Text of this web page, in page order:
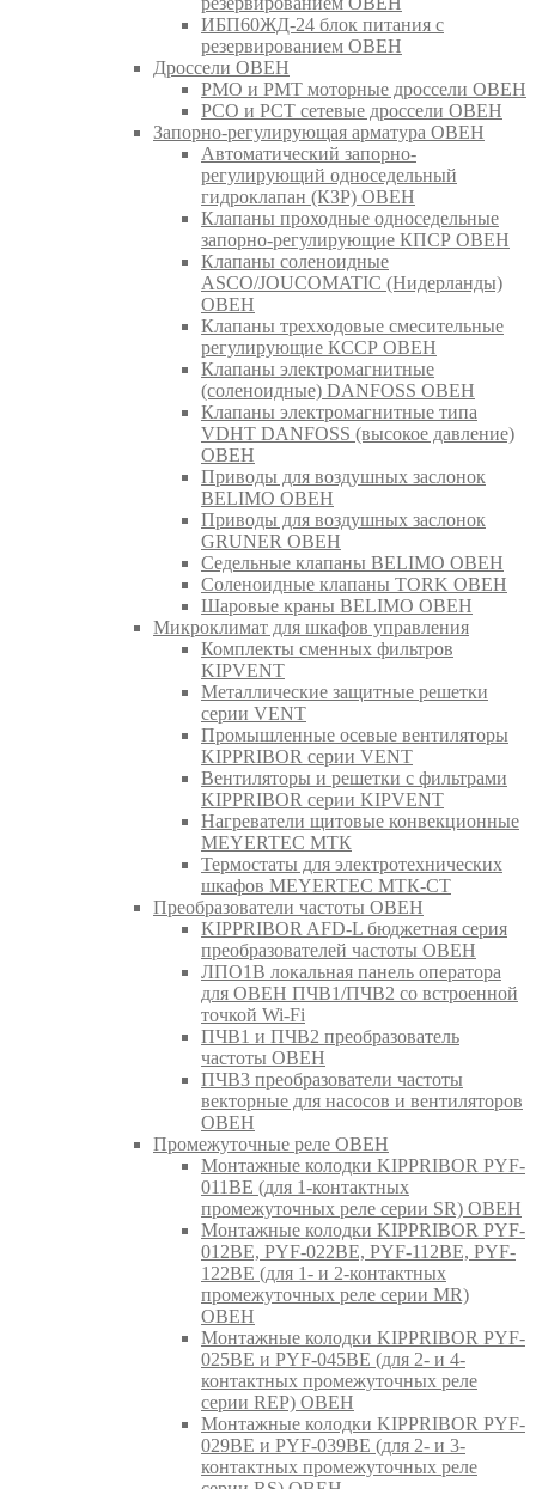
ИБП60ЖД-24 блок питания с
резервированием ОВЕН
Дроссели ОВЕН
РМО и РМТ моторные дроссели ОВЕН
РСО и РСТ сетевые дроссели ОВЕН
Запорно-регулирующая арматура ОВЕН
Автоматический запорно-
регулирующий односедельный
гидроклапан (КЗР) ОВЕН
Клапаны проходные односедельные
запорно-регулирующие КПСР ОВЕН
Клапаны соленоидные
ASCO/JOUCOMATIC (Нидерланды)
ОВЕН
Клапаны трехходовые смесительные
регулирующие КССР ОВЕН
Клапаны электромагнитные
(соленоидные) DANFOSS ОВЕН
Клапаны электромагнитные типа
VDHT DANFOSS (высокое давление)
ОВЕН
Приводы для воздушных заслонок
BELIMO ОВЕН
Приводы для воздушных заслонок
GRUNER ОВЕН
Седельные клапаны BELIMO ОВЕН
Соленоидные клапаны TORK ОВЕН
Шаровые краны BELIMO ОВЕН
Микроклимат для шкафов управления
Комплекты сменных фильтров
KIPVENT
Металлические защитные решетки
серии VENT
Промышленные осевые вентиляторы
KIPPRIBOR серии VENT
Вентиляторы и решетки с фильтрами
KIPPRIBOR серии KIPVENT
Нагреватели щитовые конвекционные
MEYERTEC МТК
Термостаты для электротехнических
шкафов MEYERTEC МТК-СТ
Преобразователи частоты ОВЕН
KIPPRIBOR AFD-L бюджетная серия
преобразователей частоты ОВЕН
ЛПО1В локальная панель оператора
для ОВЕН ПЧВ1/ПЧВ2 со встроенной
точкой Wi-Fi
ПЧВ1 и ПЧВ2 преобразователь
частоты ОВЕН
ПЧВ3 преобразователи частоты
векторные для насосов и вентиляторов
ОВЕН
Промежуточные реле ОВЕН
Монтажные колодки KIPPRIBOR PYF-
011BE (для 1-контактных
промежуточных реле серии SR) ОВЕН
Монтажные колодки KIPPRIBOR PYF-
012BE, PYF-022BE, PYF-112BE, PYF-
122BE (для 1- и 2-контактных
промежуточных реле серии MR)
ОВЕН
Монтажные колодки KIPPRIBOR PYF-
025BE и PYF-045BE (для 2- и 4-
контактных промежуточных реле
серии REP) ОВЕН
Монтажные колодки KIPPRIBOR PYF-
029BE и PYF-039BE (для 2- и 3-
контактных промежуточных реле